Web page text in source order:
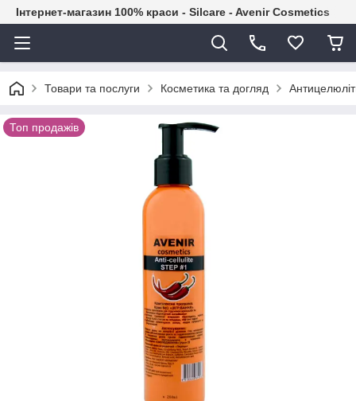
Інтернет-магазин 100% краси - Silcare - Avenir Cosmetics
Товари та послуги Косметика та догляд
Топ продажів